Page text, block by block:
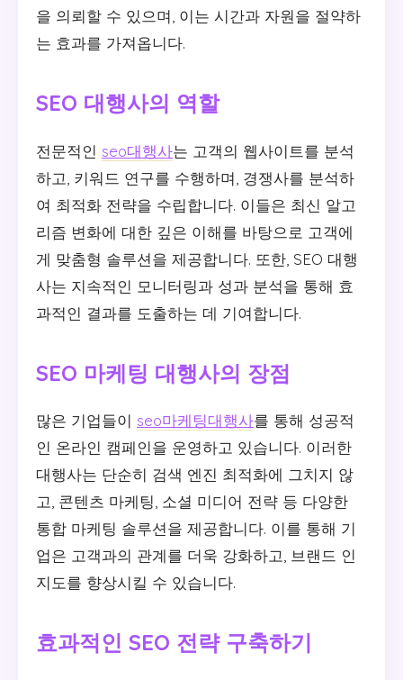
을 의뢰할 수 있으며, 이는 시간과 자원을 절약하
는 효과를 가져옵니다.
SEO 대행사의 역할
전문적인 seo대행사는 고객의 웹사이트를 분석
하고, 키워드 연구를 수행하며, 경쟁사를 분석하
여 최적화 전략을 수립합니다. 이들은 최신 알고
리즘 변화에 대한 깊은 이해를 바탕으로 고객에
게 맞춤형 솔루션을 제공합니다. 또한, SEO 대행
사는 지속적인 모니터링과 성과 분석을 통해 효
과적인 결과를 도출하는 데 기여합니다.
SEO 마케팅 대행사의 장점
많은 기업들이 seo마케팅대행사를 통해 성공적
인 온라인 캠페인을 운영하고 있습니다. 이러한
대행사는 단순히 검색 엔진 최적화에 그치지 않
고, 콘텐츠 마케팅, 소셜 미디어 전략 등 다양한
통합 마케팅 솔루션을 제공합니다. 이를 통해 기
업은 고객과의 관계를 더욱 강화하고, 브랜드 인
지도를 향상시킬 수 있습니다.
효과적인 SEO 전략 구축하기